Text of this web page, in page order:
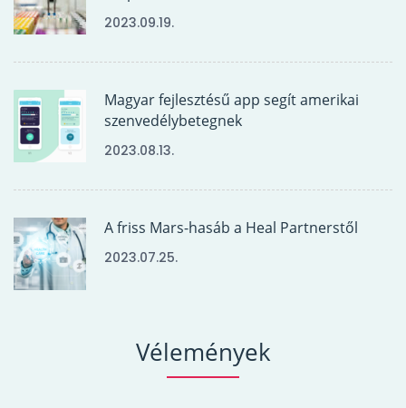
2023.09.19.
Magyar fejlesztésű app segít amerikai
szenvedélybetegnek
2023.08.13.
A friss Mars-hasáb a Heal Partnerstől
2023.07.25.
Vélemények